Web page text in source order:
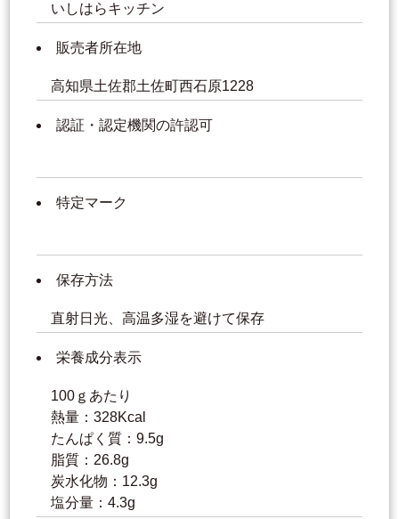
いしはらキッチン
販売者所在地
高知県土佐郡土佐町西石原1228
認証・認定機関の許認可
特定マーク
保存方法
直射日光、高温多湿を避けて保存
栄養成分表示
100ｇあたり
熱量：328Kcal
たんぱく質：9.5g
脂質：26.8g
炭水化物：12.3g
塩分量：4.3g